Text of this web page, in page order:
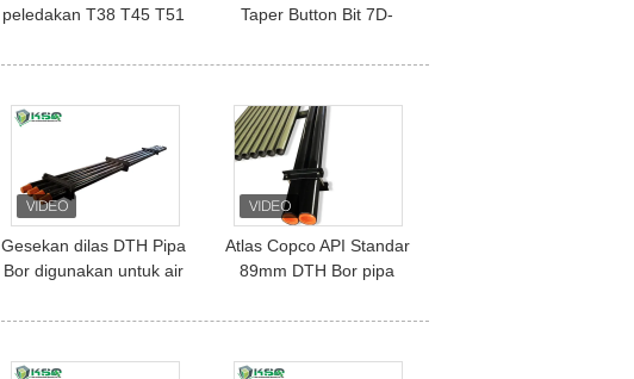
peledakan T38 T45 T51
Batang Penggerak
Taper Button Bit 7D-
baku berkualitas tinggi
Gesekan dilas DTH Pipa
Bor digunakan untuk air
tambang dan konstruksi
Atlas Copco API Standar
89mm DTH Bor pipa
Sumur Air dan Konstruksi